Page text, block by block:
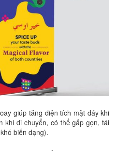
giúp tăng diện tích mặt đáy khi
khi di chuyển, có thể gấp gọn, tái
biến dạng).